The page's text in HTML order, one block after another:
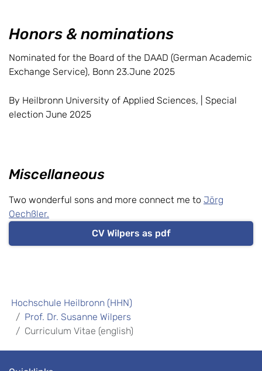
Honors & nominations
Nominated for the Board of the DAAD (German Academic
Exchange Service), Bonn 23.June 2025
By Heilbronn University of Applied Sciences, | Special
election June 2025
Miscellaneous
Two wonderful sons and more connect me to Jörg
Oechßler.
CV Wilpers as pdf
Hochschule Heilbronn (HHN)
Prof. Dr. Susanne Wilpers
Curriculum Vitae (english)